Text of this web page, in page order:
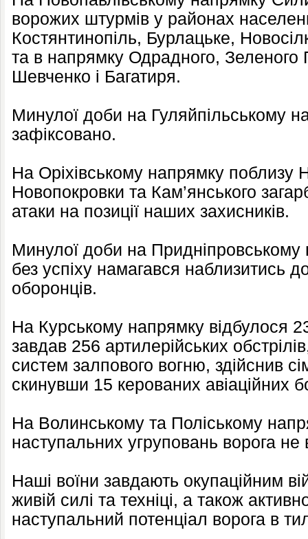
ворожих штурмів у районах
Костянтинопіль, Бурлацьке,
та в напрямку Одрадного,
Шевченко і Багатиря.
Минулої доби на Гуляйпільському
зафіксовано.
На Оріхівському напрямку поблизу
Новопокровки та Кам’янського
атаки на позиції наших захисників.
Минулої доби на Придніпровському
без успіху намагався наблизитись
оборонців.
На Курському напрямку відбулося
завдав 256 артилерійських
систем залпового вогню, здійснив
скинувши 15 керованих авіаційних
На Волинському та Поліському
наступальних угруповань ворога не
Наші воїни завдають окупаційним
живій силі та техніці, а також
наступальний потенціал ворога в